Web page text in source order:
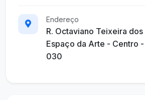
Endereço
R. Octaviano Teixeira dos
Espaço da Arte - Centro
030